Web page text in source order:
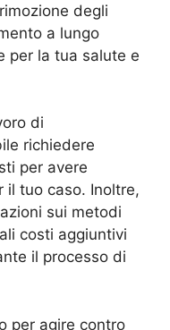
degli
a lungo
per la tua salute e
di
richiedere
per avere
il tuo caso. Inoltre,
sui metodi
costi aggiuntivi
il processo di
per agire contro